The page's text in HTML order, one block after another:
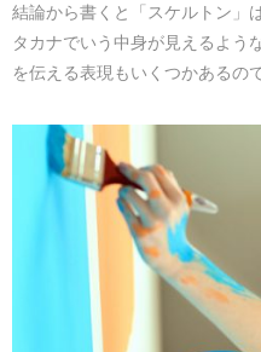
結論から書くと「スケルトン」
タカナでいう中身が見えるよう
を伝える表現もいくつかあるの